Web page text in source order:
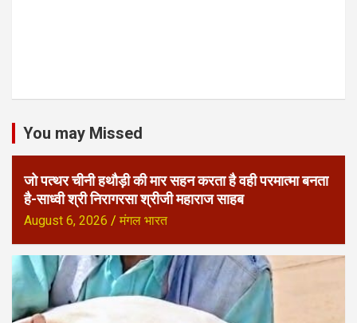
You may Missed
जो पत्थर चीनी हथौड़ी की मार सहन करता है वही परमात्मा बनता
है-साध्वी श्री निरागरसा श्रीजी महाराज साहब
August 6, 2026 मंगल भारत